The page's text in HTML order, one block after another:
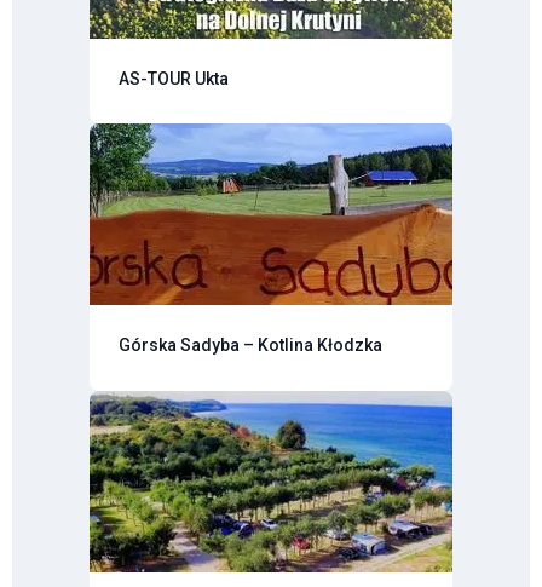
AS-TOUR Ukta
Górska Sadyba – Kotlina Kłodzka